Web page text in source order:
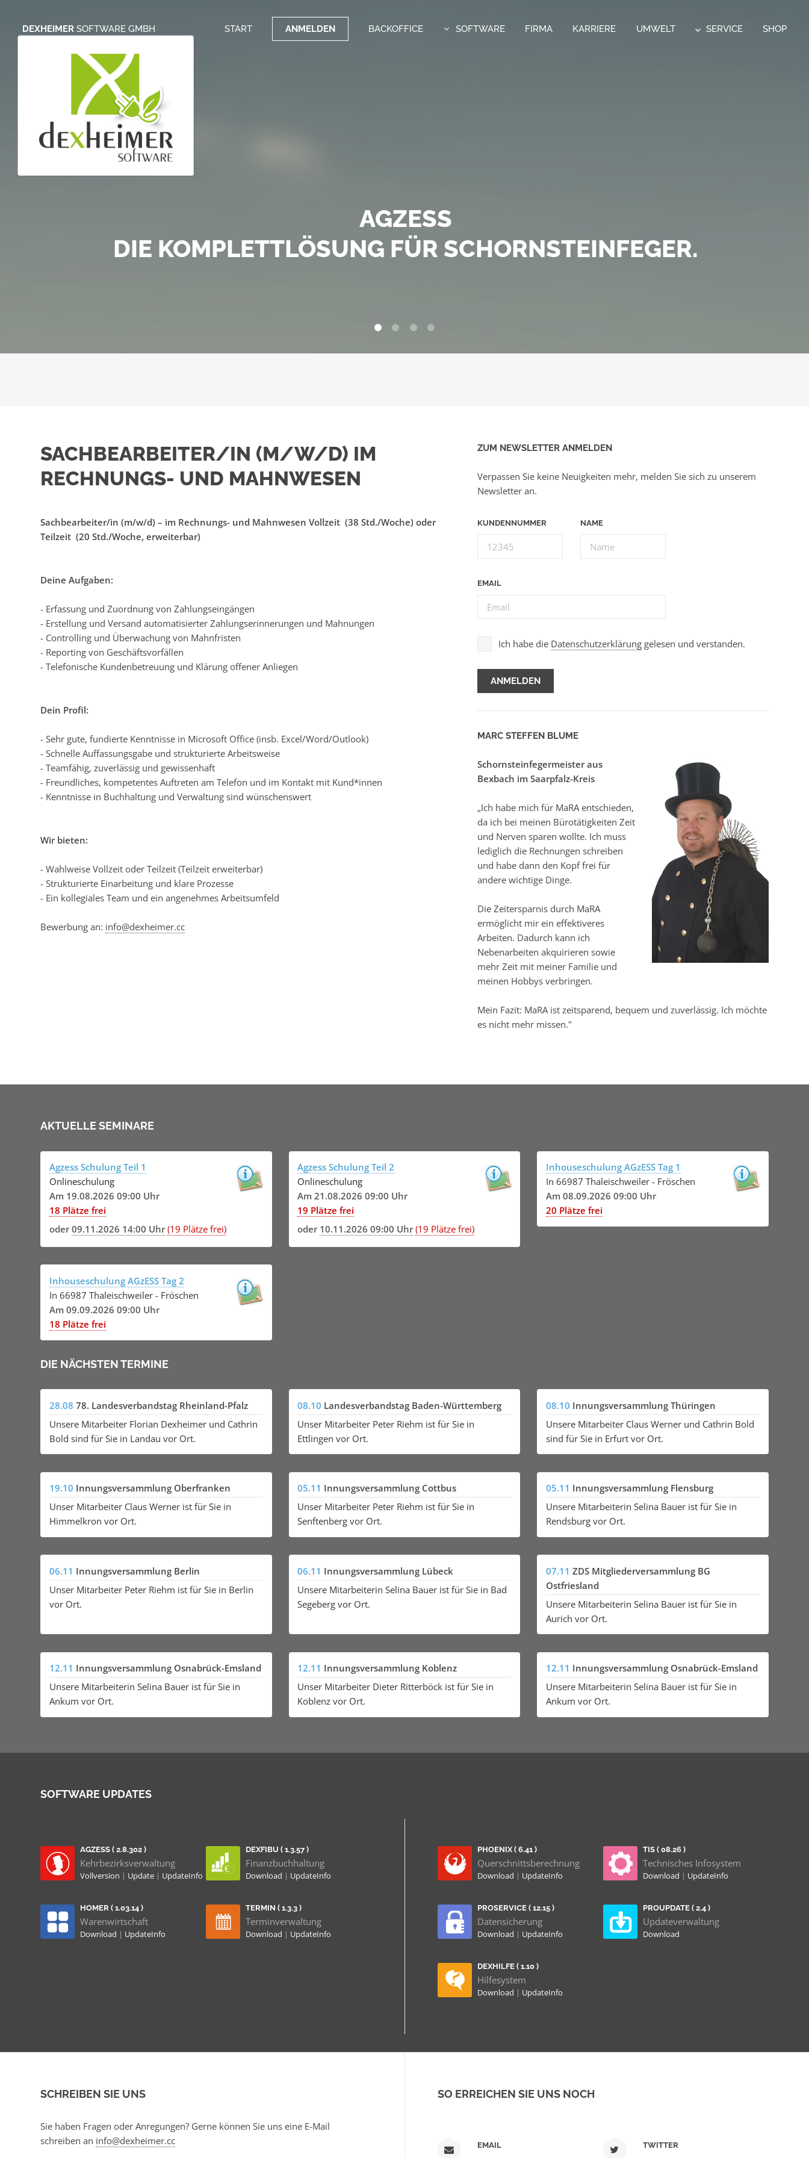
DEXHEIMER SOFTWARE GMBH START ANMELDEN BACKOFFICE SOFTWARE FIRMA KARRIERE UMWELT SERVICE SHOP
AGZESS
DIE KOMPLETTLÖSUNG FÜR SCHORNSTEINFEGER.
SOFTWARE MIT WEITBLICK.
ONLINE BRIEFE VERSENDEN MIT DEM POSTSERVICE
0 2
SACHBEARBEITER/IN (M/W/D) IM
RECHNUNGS- UND MAHNWESEN
Sachbearbeiter/in (m/w/d) – im Rechnungs- und Mahnwesen Vollzeit (38 Std./Woche) oder
Teilzeit (20 Std./Woche, erweiterbar)
Deine Aufgaben:
- Erfassung und Zuordnung von Zahlungseingängen
- Erstellung und Versand automatisierter Zahlungserinnerungen und Mahnungen
- Controlling und Überwachung von Mahnfristen
- Reporting von Geschäftsvorfällen
- Telefonische Kundenbetreuung und Klärung offener Anliegen
Dein Profil:
- Sehr gute, fundierte Kenntnisse in Microsoft Office (insb. Excel/Word/Outlook)
- Schnelle Auffassungsgabe und strukturierte Arbeitsweise
- Teamfähig, zuverlässig und gewissenhaft
- Freundliches, kompetentes Auftreten am Telefon und im Kontakt mit Kund*innen
- Kenntnisse in Buchhaltung und Verwaltung sind wünschenswert
Wir bieten:
- Wahlweise Vollzeit oder Teilzeit (Teilzeit erweiterbar)
- Strukturierte Einarbeitung und klare Prozesse
- Ein kollegiales Team und ein angenehmes Arbeitsumfeld
Bewerbung an: info@dexheimer.cc
ZUM NEWSLETTER ANMELDEN
Verpassen Sie keine Neuigkeiten mehr, melden Sie sich zu unserem
Newsletter an.
KUNDENNUMMER NAME
EMAIL
Ich habe die Datenschutzerklärung gelesen und verstanden.
MARC STEFFEN BLUME
Schornsteinfegermeister aus
Bexbach im Saarpfalz-Kreis
„Ich habe mich für MaRA entschieden,
da ich bei meinen Bürotätigkeiten Zeit
und Nerven sparen wollte. Ich muss
lediglich die Rechnungen schreiben
und habe dann den Kopf frei für
andere wichtige Dinge.
Die Zeitersparnis durch MaRA
ermöglicht mir ein effektiveres
Arbeiten. Dadurch kann ich
Nebenarbeiten akquirieren sowie
mehr Zeit mit meiner Familie und
meinen Hobbys verbringen.
Mein Fazit: MaRA ist zeitsparend, bequem und zuverlässig. Ich möchte
es nicht mehr missen."
AKTUELLE SEMINARE
Agzess Schulung Teil 1
Onlineschulung
Am 19.08.2026 09:00 Uhr
18 Plätze frei
oder09.11.2026 14:00 Uhr (19 Plätze frei)
Agzess Schulung Teil 2
Onlineschulung
Am 21.08.2026 09:00 Uhr
19 Plätze frei
oder 10.11.2026 09:00 Uhr (19 Plätze frei)
Inhouseschulung AGzESS Tag 1
In 66987 Thaleischweiler - Fröschen
Am 08.09.2026 09:00 Uhr
20 Plätze frei
Inhouseschulung AGzESS Tag 2
In 66987 Thaleischweiler - Fröschen
Am 09.09.2026 09:00 Uhr
18 Plätze frei
DIE NÄCHSTEN TERMINE
28.08 78. Landesverbandstag Rheinland-Pfalz
Unsere Mitarbeiter Florian Dexheimer und Cathrin
Bold sind für Sie in Landau vor Ort.
08.10 Landesverbandstag Baden-Württemberg
Unser Mitarbeiter Peter Riehm ist für Sie in
Ettlingen vor Ort.
08.10 Innungsversammlung Thüringen
Unsere Mitarbeiter Claus Werner und Cathrin Bold
sind für Sie in Erfurt vor Ort.
19.10 Innungsversammlung Oberfranken
Unser Mitarbeiter Claus Werner ist für Sie in
Himmelkron vor Ort.
05.11 Innungsversammlung Cottbus
Unser Mitarbeiter Peter Riehm ist für Sie in
Senftenberg vor Ort.
05.11 Innungsversammlung Flensburg
Unsere Mitarbeiterin Selina Bauer ist für Sie in
Rendsburg vor Ort.
06.11 Innungsversammlung Berlin
Unser Mitarbeiter Peter Riehm ist für Sie in Berlin
vor Ort.
06.11 Innungsversammlung Lübeck
Unsere Mitarbeiterin Selina Bauer ist für Sie in Bad
Segeberg vor Ort.
07.11 ZDS Mitgliederversammlung BG
Ostfriesland
Unsere Mitarbeiterin Selina Bauer ist für Sie in
Aurich vor Ort.
12.11 Innungsversammlung Osnabrück-Emsland
Unsere Mitarbeiterin Selina Bauer ist für Sie in
Ankum vor Ort.
12.11 Innungsversammlung Koblenz
Unser Mitarbeiter Dieter Ritterböck ist für Sie in
Koblenz vor Ort.
12.11 Innungsversammlung Osnabrück-Emsland
Unsere Mitarbeiterin Selina Bauer ist für Sie in
Ankum vor Ort.
SOFTWARE UPDATES
AGZESS ( 2.8.302 )
Kehrbezirksverwaltung
Vollversion | Update | UpdateInfo
DEXFIBU ( 1.3.57 )
Finanzbuchhaltung
Download | UpdateInfo
HOMER ( 1.03.14 )
Warenwirtschaft
Download | UpdateInfo
TERMIN ( 1.3.3 )
Terminverwaltung
Download | UpdateInfo
PHOENIX ( 6.41 )
Querschnittsberechnung
Download | UpdateInfo
TIS ( 08.26 )
Technisches Infosystem
Download | UpdateInfo
PROSERVICE ( 12.15 )
Datensicherung
Download | UpdateInfo
PROUPDATE ( 2.4 )
Updateverwaltung
Download
DEXHILFE ( 1.10 )
Hilfesystem
Download | UpdateInfo
SCHREIBEN SIE UNS
Sie haben Fragen oder Anregungen? Gerne können Sie uns eine E-Mail
schreiben an info@dexheimer.cc
SO ERREICHEN SIE UNS NOCH
EMAIL TWITTER